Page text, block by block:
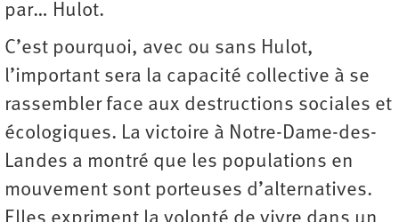
par… Hulot.
C’est pourquoi, avec ou sans Hulot,
l’important sera la capacité collective à se
rassembler face aux destructions sociales et
écologiques. La victoire à Notre-Dame-des-
Landes a montré que les populations en
mouvement sont porteuses d’alternatives.